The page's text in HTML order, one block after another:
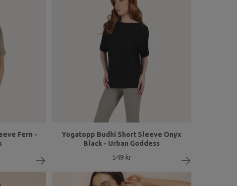
Fern -
Yogatopp Budhi Short Sleeve Onyx
Black - Urban Goddess
549 kr